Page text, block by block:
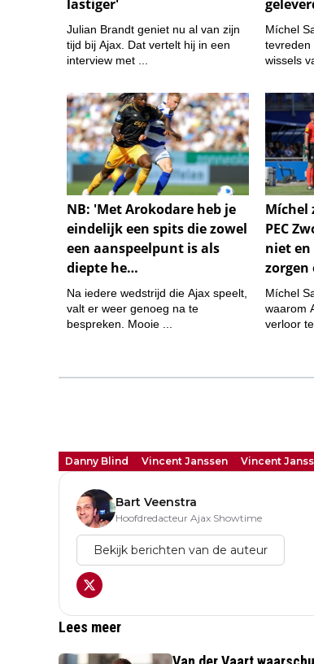
Danny Blind Vincent Janssen Vincent
Bart Veenstra
Hoofdredacteur Ajax Showtime
Bekijk berichten van de auteur
Lees meer